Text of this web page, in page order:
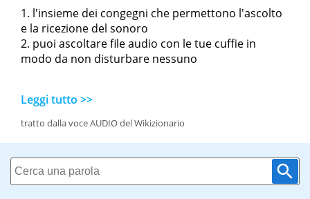
l'insieme dei congegni che permettono l'ascolto
e la ricezione del sonoro
puoi ascoltare file audio con le tue cuffie in
modo da non disturbare nessuno
Leggi tutto >>
tratto dalla voce AUDIO del Wikizionario